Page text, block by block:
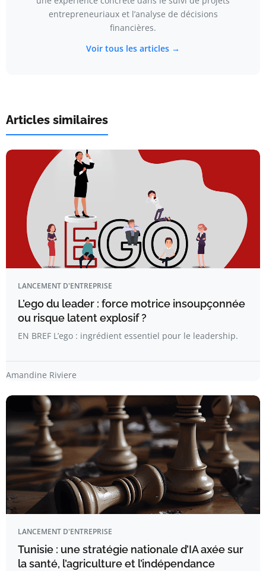
entrepreneuriaux et l’analyse de décisions
financières.
Voir tous les articles →
Articles similaires
LANCEMENT D'ENTREPRISE
L’ego du leader : force motrice insoupçonnée
ou risque latent explosif ?
EN BREF L’ego : ingrédient essentiel pour le leadership.
Amandine Riviere
LANCEMENT D'ENTREPRISE
Tunisie : une stratégie nationale d’IA axée sur
la santé, l’agriculture et l’indépendance